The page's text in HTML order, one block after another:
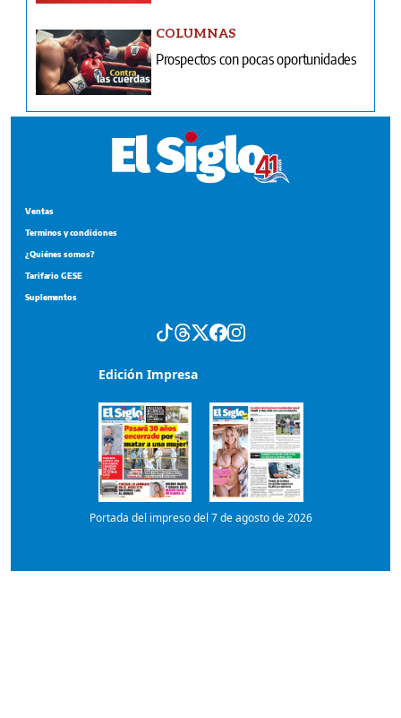
COLUMNAS
Prospectos con pocas oportunidades
Ventas
Terminos y condiciones
¿Quiénes somos?
Tarifario GESE
Suplementos
Edición Impresa
Portada del impreso del 7 de agosto de 2026